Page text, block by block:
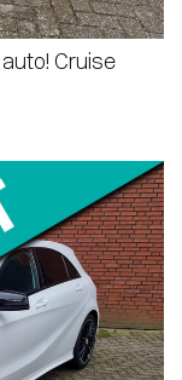
Cruise